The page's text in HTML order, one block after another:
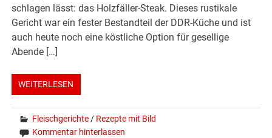
schlagen lässt: das Holzfäller-Steak. Dieses rustikale
Gericht war ein fester Bestandteil der DDR-Küche und ist
auch heute noch eine köstliche Option für gesellige
Abende […]
WEITERLESEN
Fleischgerichte / Rezepte mit Bild
Kommentar hinterlassen